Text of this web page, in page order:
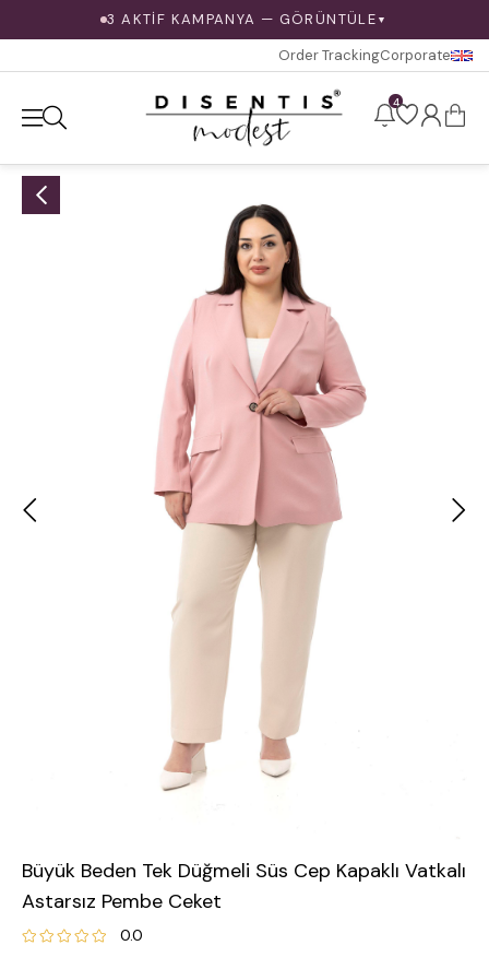
3 AKTİF KAMPANYA — GÖRÜNTÜLE ▼
Order TrackingCorporate
4
Büyük Beden Tek Düğmeli Süs Cep Kapaklı Vatkalı
Astarsız Pembe Ceket
0.0